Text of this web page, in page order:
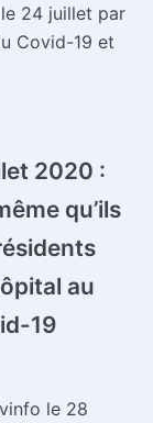
24 juillet par
Covid-19 et
2020 :
qu’ils
au
19
le 28